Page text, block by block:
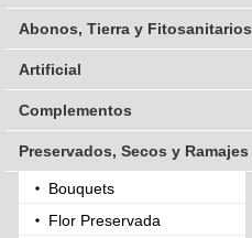
Abonos, Tierra y Fitosanitarios
Artificial
Complementos
Preservados, Secos y Ramajes
Bouquets
Flor Preservada